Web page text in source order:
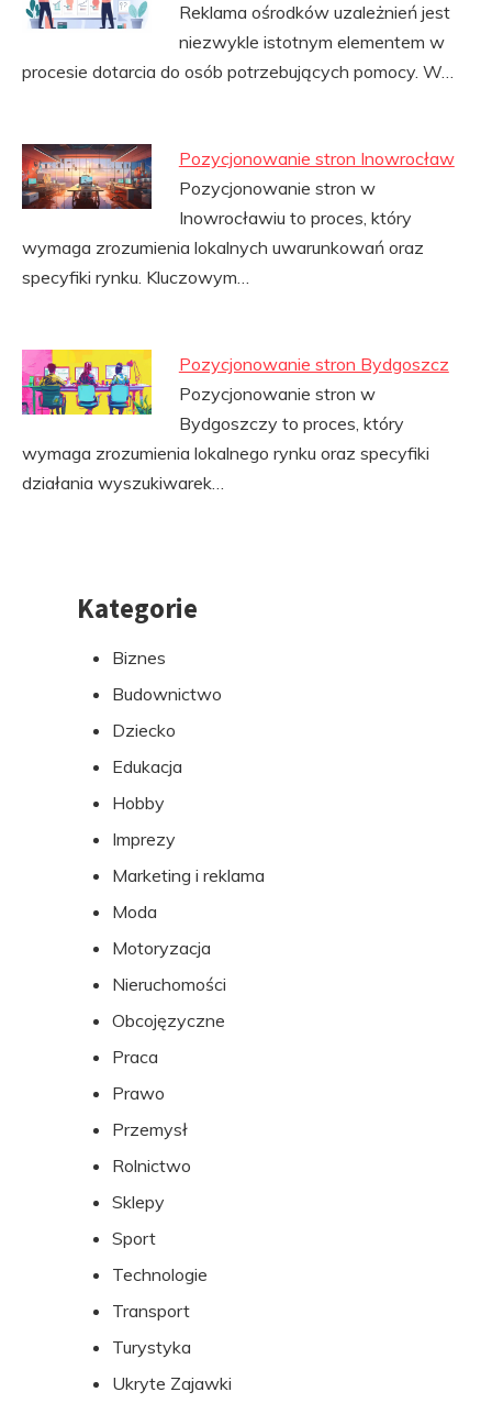
Reklama ośrodków uzależnień jest
niezwykle istotnym elementem w
procesie dotarcia do osób potrzebujących pomocy. W…
Pozycjonowanie stron Inowrocław
Pozycjonowanie stron w
Inowrocławiu to proces, który
wymaga zrozumienia lokalnych uwarunkowań oraz
specyfiki rynku. Kluczowym…
Pozycjonowanie stron Bydgoszcz
Pozycjonowanie stron w
Bydgoszczy to proces, który
wymaga zrozumienia lokalnego rynku oraz specyfiki
działania wyszukiwarek…
PrzejdźKategorie
Biznes
Budownictwo
Dziecko
Edukacja
Hobby
Imprezy
Marketing i reklama
Moda
Motoryzacja
Nieruchomości
Obcojęzyczne
Praca
Prawo
Przemysł
Rolnictwo
Sklepy
Sport
Technologie
Transport
Turystyka
Ukryte Zajawki